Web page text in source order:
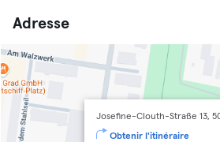
Adresse
Josefine-Clouth-Straße 13,
Obtenir l'itinéraire